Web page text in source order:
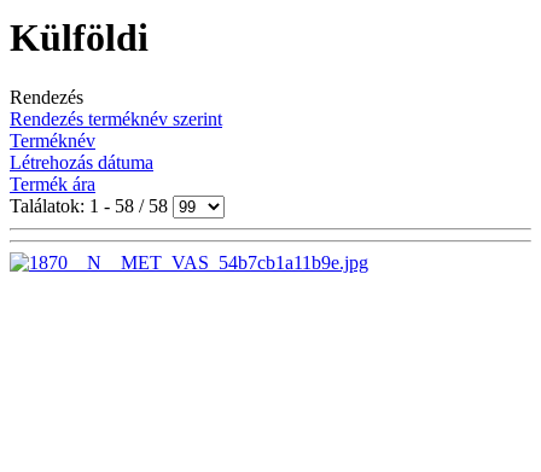
Külföldi
Rendezés
Rendezés terméknév szerint
Terméknév
Létrehozás dátuma
Termék ára
Találatok: 1 - 58 / 58